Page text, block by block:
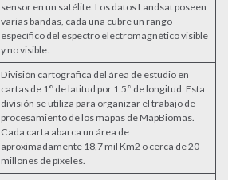
sensor en un satélite. Los datos Landsat poseen
varias bandas, cada una cubre un rango
específico del espectro electromagnético visible
y no visible.
División cartográfica del área de estudio en
cartas de 1° de latitud por 1.5° de longitud. Esta
división se utiliza para organizar el trabajo de
procesamiento de los mapas de MapBiomas.
Cada carta abarca un área de
aproximadamente 18,7 mil Km2 o cerca de 20
millones de píxeles.